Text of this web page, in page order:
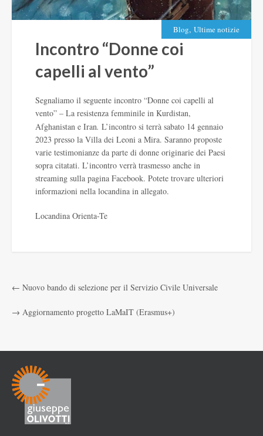
Blog, Ultime notizie
Incontro “Donne coi
capelli al vento”
Segnaliamo il seguente incontro “Donne coi capelli al
vento” – La resistenza femminile in Kurdistan,
Afghanistan e Iran. L’incontro si terrà sabato 14 gennaio
2023 presso la Villa dei Leoni a Mira. Saranno proposte
varie testimonianze da parte di donne originarie dei Paesi
sopra citatati. L’incontro verrà trasmesso anche in
streaming sulla pagina Facebook. Potete trovare ulteriori
informazioni nella locandina in allegato.
Locandina Orienta-Te
← Nuovo bando di selezione per il Servizio Civile Universale
→ Aggiornamento progetto LaMaIT (Erasmus+)